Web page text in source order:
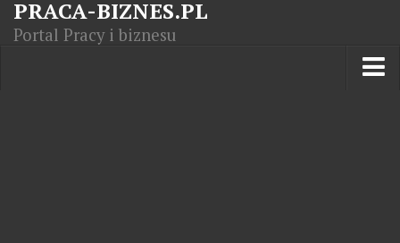
PRACA-BIZNES.PL
Portal Pracy i biznesu